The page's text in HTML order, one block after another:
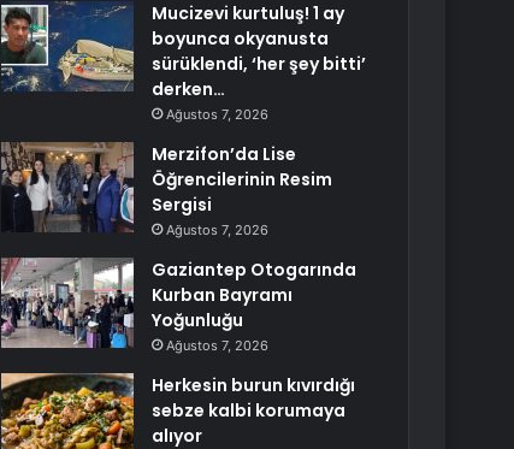
Mucizevi kurtuluş! 1 ay
boyunca okyanusta
sürüklendi, ‘her şey bitti’
derken…
Ağustos 7, 2026
Merzifon’da Lise
Öğrencilerinin Resim
Sergisi
Ağustos 7, 2026
Gaziantep Otogarında
Kurban Bayramı
Yoğunluğu
Ağustos 7, 2026
Herkesin burun kıvırdığı
sebze kalbi korumaya
alıyor